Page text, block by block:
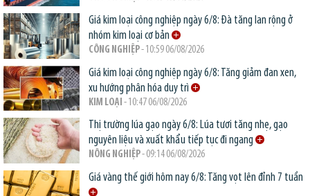
Giá kim loại công nghiệp ngày 6/8: Đà tăng lan rộng ở
nhóm kim loại cơ bản
CÔNG NGHIỆP- 10:59 06/08/2026
Giá kim loại công nghiệp ngày 6/8: Tăng giảm đan xen,
xu hướng phân hóa duy trì
KIM LOẠI - 10:47 06/08/2026
Thị trường lúa gạo ngày 6/8: Lúa tươi tăng nhẹ, gạo
nguyên liệu và xuất khẩu tiếp tục đi ngang
NÔNG NGHIỆP- 09:14 06/08/2026
Giá vàng thế giới hôm nay 6/8: Tăng vọt lên đỉnh 7 tuần